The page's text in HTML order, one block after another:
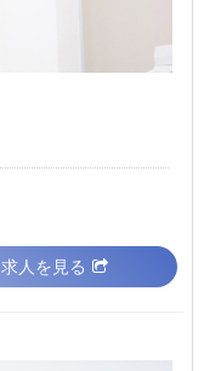
求人を見る